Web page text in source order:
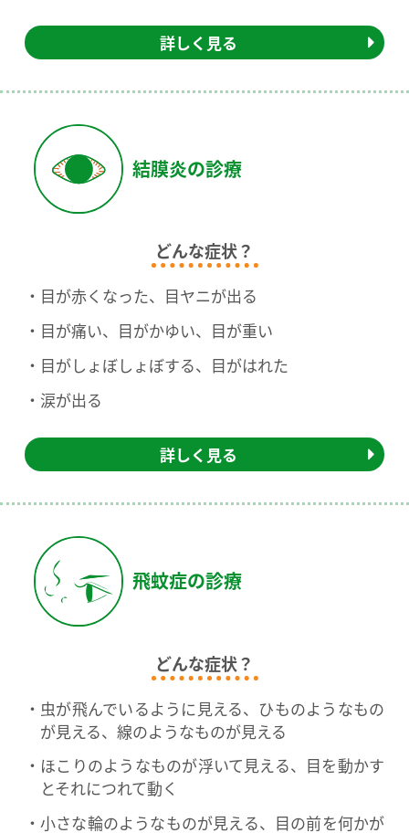
詳しく見る
結膜炎の診療
どんな症状？
目が赤くなった、目ヤニが出る
目が痛い、目がかゆい、目が重い
目がしょぼしょぼする、目がはれた
涙が出る
詳しく見る
飛蚊症の診療
どんな症状？
虫が飛んでいるように見える、ひものようなもの
が見える、線のようなものが見える
ほこりのようなものが浮いて見える、目を動かす
とそれにつれて動く
小さな輪のようなものが見える、目の前を何かが